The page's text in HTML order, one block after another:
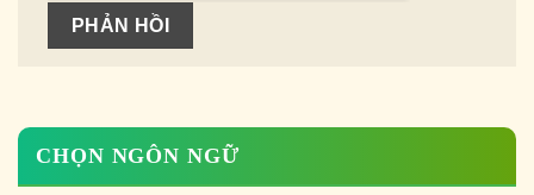
CHỌN NGÔN NGỮ